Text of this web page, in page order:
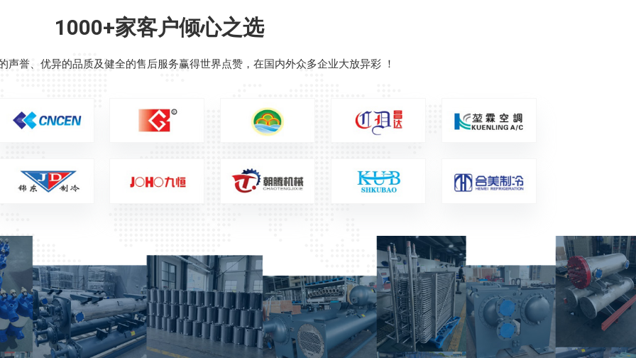
1000+家客户倾心之选
声誉、优异的品质及健全的售后服务赢得世界点赞，在国内外众多企业大放异彩 ！